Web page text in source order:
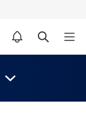
알림설정 바로가기 검색 바로가기 메뉴 열기